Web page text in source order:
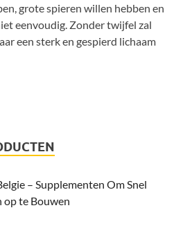
grote spieren willen hebben en
eenvoudig. Zonder twijfel zal
een sterk en gespierd lichaam
– Supplementen Om Snel
op te Bouwen